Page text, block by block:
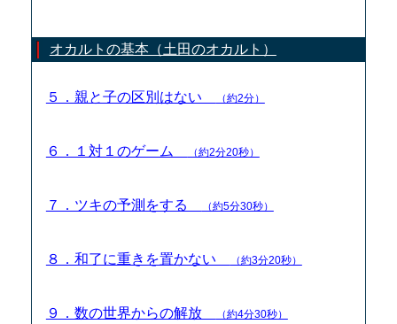
オカルトの基本（土田のオカルト）
５．親と子の区別はない （約2分）
６．１対１のゲーム （約2分20秒）
７．ツキの予測をする （約5分30秒）
８．和了に重きを置かない （約3分20秒）
９．数の世界からの解放 （約4分30秒）